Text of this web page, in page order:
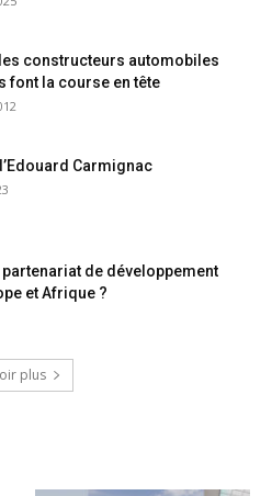
les constructeurs automobiles
font la course en tête
Carmignac
de développement
et Afrique ?
plus